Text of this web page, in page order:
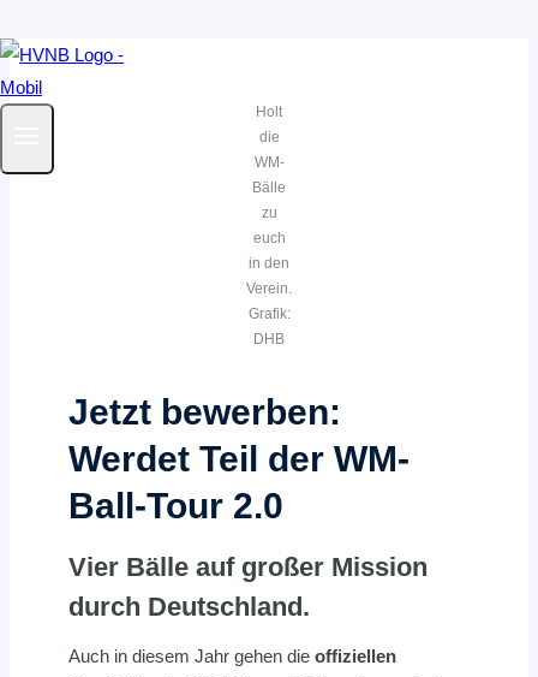
Zum
Inhalt
Holt
die
WM-
Bälle
zu
euch
in den
Verein.
Grafik:
DHB
Jetzt bewerben:
Werdet Teil der WM-
Ball-Tour 2.0
Vier Bälle auf großer Mission
durch Deutschland.
Auch in diesem Jahr gehen die offiziellen